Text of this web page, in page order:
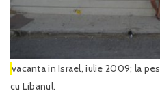
vacanta in Israel, iulie 2009; la
cu Libanul.